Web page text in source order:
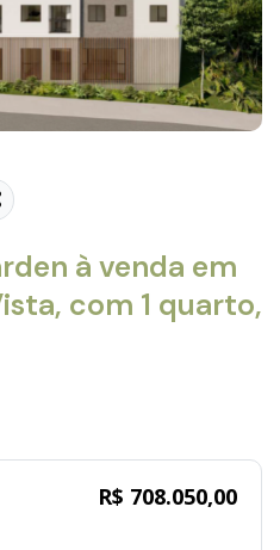
à venda em
com 1 quarto,
R$ 708.050,00